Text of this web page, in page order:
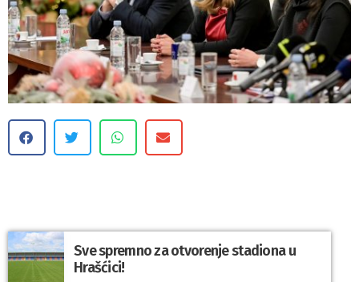
Sve spremno za otvorenje stadiona u
Hrašćici!